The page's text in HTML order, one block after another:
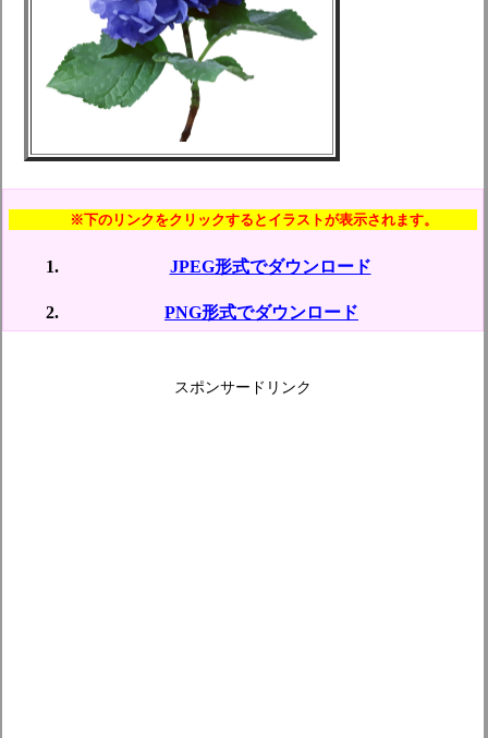
※下のリンクをクリックするとイラストが表示されます。
JPEG形式でダウンロード
PNG形式でダウンロード
スポンサードリンク